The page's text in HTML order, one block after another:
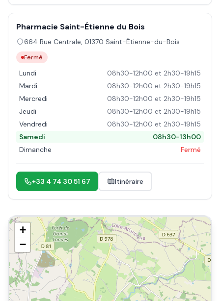
Pharmacie Saint-Étienne du Bois
664 Rue Centrale, 01370 Saint-Étienne-du-Bois
Fermé
Lundi
08h30-12h00 et 2h30-19h15
Mardi
08h30-12h00 et 2h30-19h15
Mercredi
08h30-12h00 et 2h30-19h15
Jeudi
08h30-12h00 et 2h30-19h15
Vendredi
08h30-12h00 et 2h30-19h15
Samedi
08h30-13h00
Dimanche
Fermé
+33 4 74 30 51 67 Itinéraire
+
−